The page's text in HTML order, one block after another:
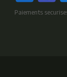
Paiements